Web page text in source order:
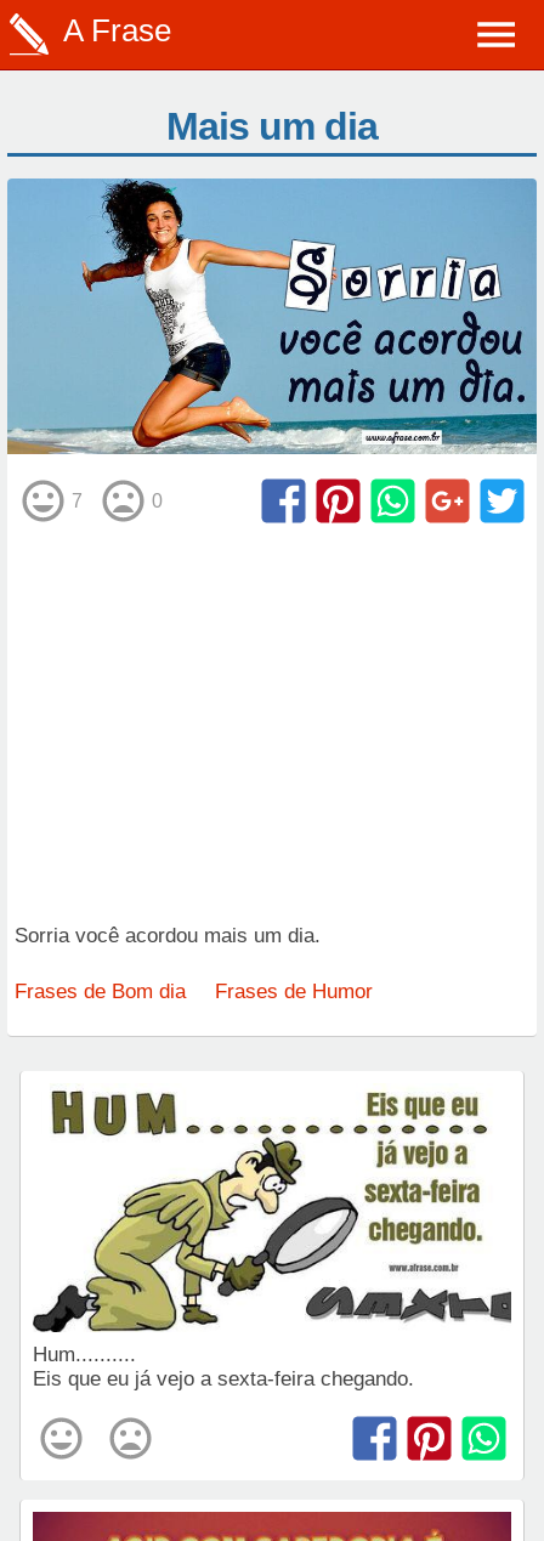
A Frase
Mais um dia
7 0
Sorria você acordou mais um dia.
Frases de Bom dia Frases de Humor
Hum..........
Eis que eu já vejo a sexta-feira chegando.